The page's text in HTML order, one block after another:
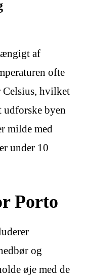
af
ofte
Celsius, hvilket
byen
milde med
under 10
Porto
og
øje med de